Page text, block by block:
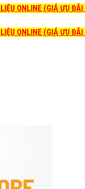
ONLINE (GIÁ ƯU
ONLINE (GIÁ ƯU